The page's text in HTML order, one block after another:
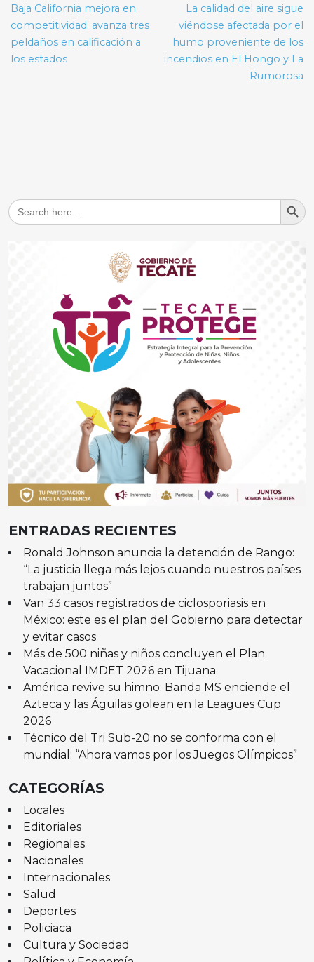
de
entradas
Baja California mejora en
competitividad: avanza tres
peldaños en calificación a
los estados
La calidad del aire sigue
viéndose afectada por el
humo proveniente de los
incendios en El Hongo y La
Rumorosa
Search
for:
Search
ENTRADAS RECIENTES
Ronald Johnson anuncia la detención de Rango:
“La justicia llega más lejos cuando nuestros países
trabajan juntos”
Van 33 casos registrados de ciclosporiasis en
México: este es el plan del Gobierno para detectar
y evitar casos
Más de 500 niñas y niños concluyen el Plan
Vacacional IMDET 2026 en Tijuana
América revive su himno: Banda MS enciende el
Azteca y las Águilas golean en la Leagues Cup
2026
Técnico del Tri Sub-20 no se conforma con el
mundial: “Ahora vamos por los Juegos Olímpicos”
CATEGORÍAS
Locales
Editoriales
Regionales
Nacionales
Internacionales
Salud
Deportes
Policiaca
Cultura y Sociedad